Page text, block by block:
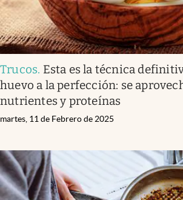
Trucos. Esta es la técnica
huevo a la perfección: se
nutrientes y proteínas
martes, 11 de Febrero de 2025